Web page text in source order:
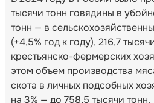
тысячи тонн говядины в
тонн — в
(+4,5% год к году), 216,7
крестьянско-фермерских
этом объем производства
скота в личных подсобных
на 3% — до 758,5 тысячи тонн.